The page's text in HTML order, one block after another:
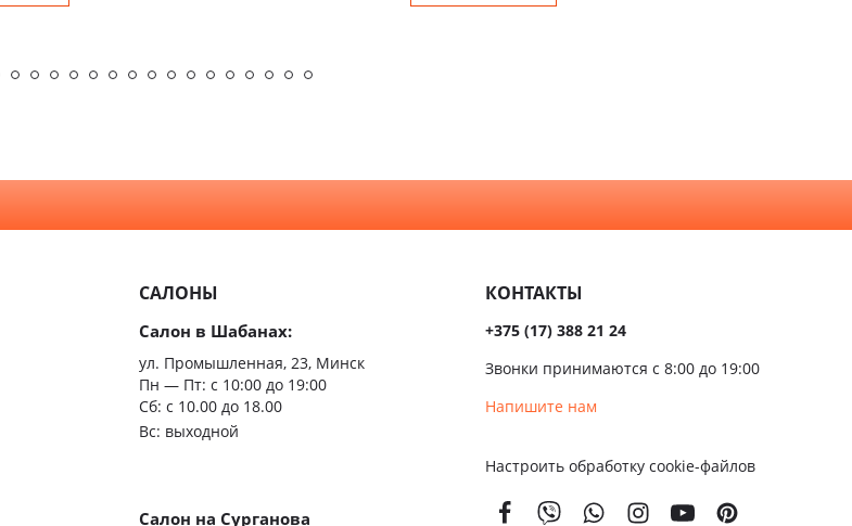
САЛОНЫ
Салон в Шабанах:
ул. Промышленная, 23, Минск
Пн — Пт: с 10:00 до 19:00
Сб: с 10.00 до 18.00
Вс: выходной
Салон на Сурганова
КОНТАКТЫ
+375 (17) 388 21 24
Звонки принимаются с 8:00 до 19:00
Напишите нам
Настроить обработку cookie-файлов